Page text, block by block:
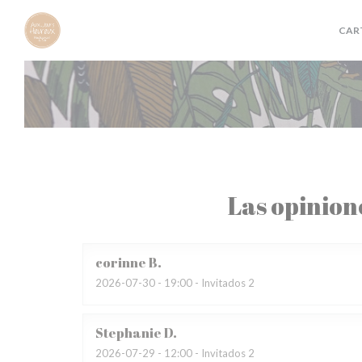
Personalización de sus opciones de cookies
Las
corinneB
2026-07-30 - 19:00 - Invitados 2
StephanieD
2026-07-29 - 12:00 - Invitados 2